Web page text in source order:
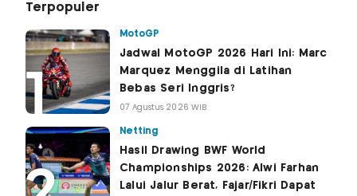
Terpopuler
MotoGP
Jadwal MotoGP 2026 Hari Ini: Marc
Marquez Menggila di Latihan
Bebas Seri Inggris?
07 Agustus 2026 WIB
Netting
Hasil Drawing BWF World
Championships 2026: Alwi Farhan
Lalui Jalur Berat, Fajar/Fikri Dapat